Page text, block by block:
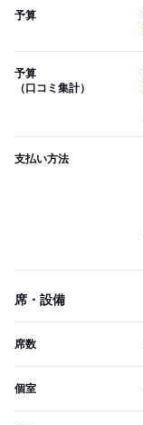
予算
予算
（口コミ集計）
支払い方法
席・設備
席数
個室